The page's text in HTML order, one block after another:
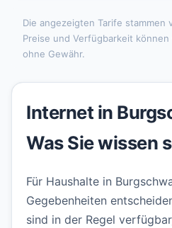
Die angezeigten Tarife stammen
Preise und Verfügbarkeit
ohne Gewähr.
Internet in
Was Sie wissen
Für Haushalte in
Gegebenheiten
sind in der Regel